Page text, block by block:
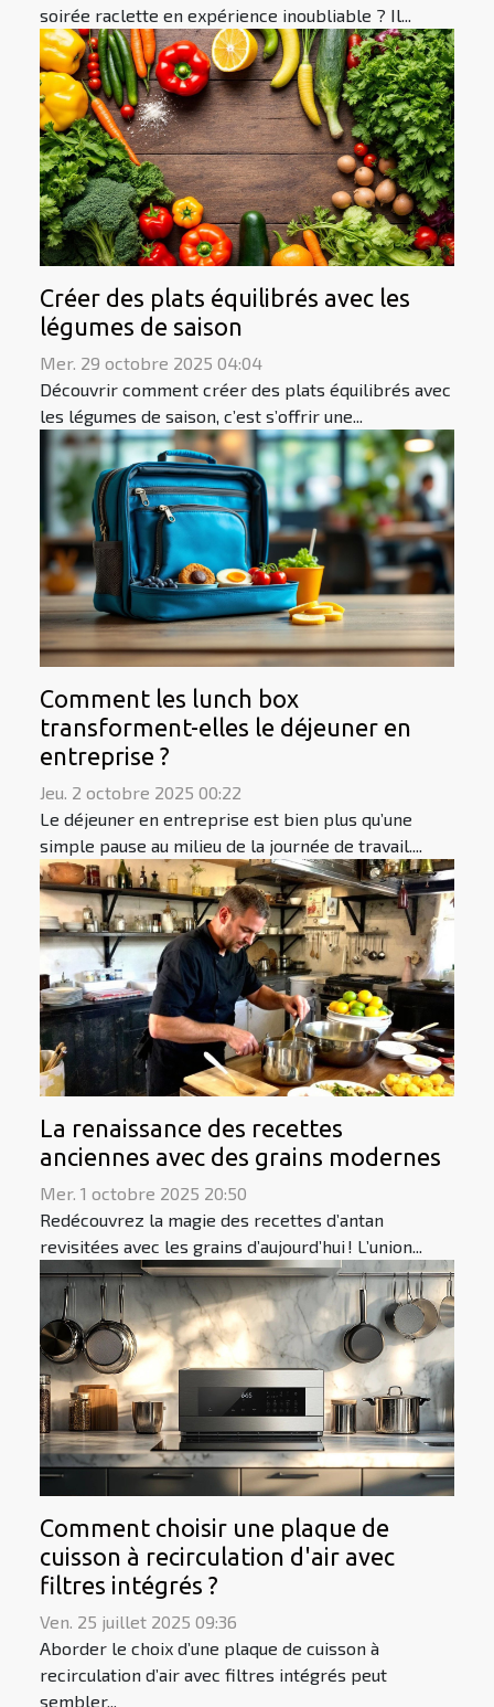
soirée raclette en expérience inoubliable ? Il...
Créer des plats équilibrés avec les
légumes de saison
Mer. 29 octobre 2025 04:04
Découvrir comment créer des plats équilibrés avec
les légumes de saison, c’est s’offrir une...
Comment les lunch box
transforment-elles le déjeuner en
entreprise ?
Jeu. 2 octobre 2025 00:22
Le déjeuner en entreprise est bien plus qu’une
simple pause au milieu de la journée de travail....
La renaissance des recettes
anciennes avec des grains modernes
Mer. 1 octobre 2025 20:50
Redécouvrez la magie des recettes d’antan
revisitées avec les grains d’aujourd’hui ! L’union...
Comment choisir une plaque de
cuisson à recirculation d'air avec
filtres intégrés ?
Ven. 25 juillet 2025 09:36
Aborder le choix d’une plaque de cuisson à
recirculation d’air avec filtres intégrés peut
sembler...